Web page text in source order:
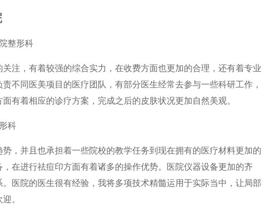
整形科
，有着较强的综合实力，在收费方面也更加的合理，还有着专业
不同医美项目的医疗团队，有部分医生经常去参与一些科研工作，
有着相应的诊疗方案，完成之后的皮肤状况更加自然美观。
科
并且也承担着一些院校的教学任务到现在拥有的医疗材料更加的
在进行祛痘印方面有着诸多的操作优势。医院仪器设备更加的齐
医院的医生很有经验，我将多项技术精髓运用于实际当中，让局部
。